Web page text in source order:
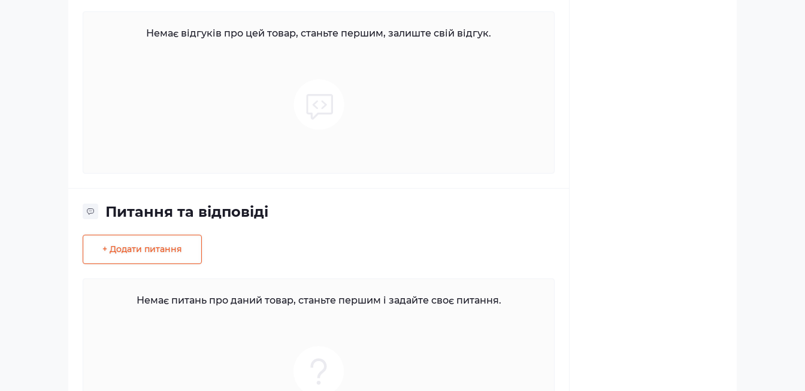
Немає відгуків про цей товар, станьте першим, залиште свій відгук.
Питання та відповіді
+ Додати питання
Немає питань про даний товар, станьте першим і задайте своє питання.